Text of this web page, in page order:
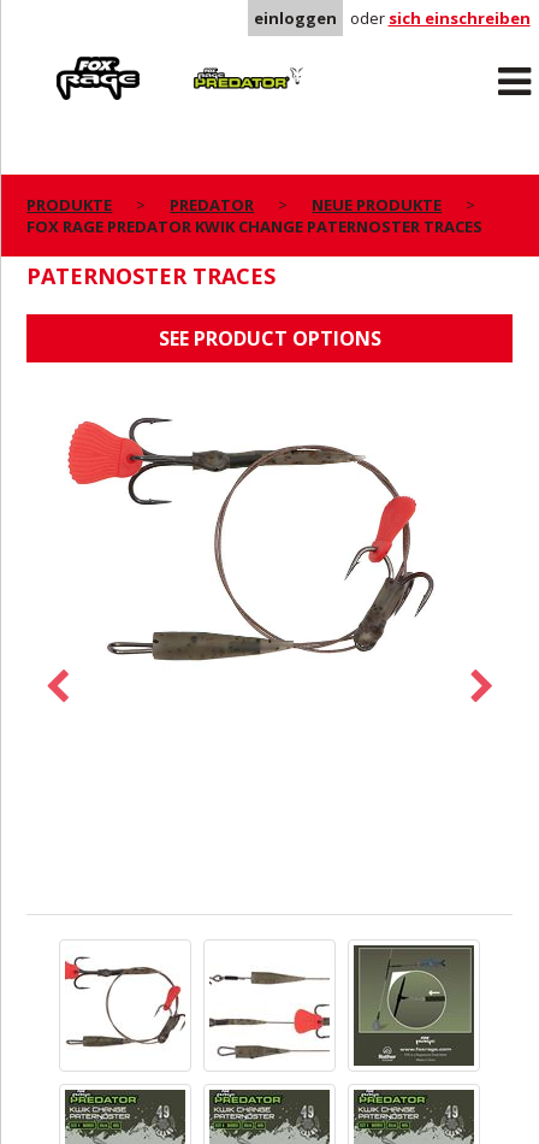
einloggen oder sich einschreiben
Predator
PRODUKTE PREDATOR
NEUE PRODUKTE
FOX RAGE PREDATOR KWIK CHANGE PATERNOSTER TRACES
PATERNOSTER TRACES
SEE PRODUCT OPTIONS